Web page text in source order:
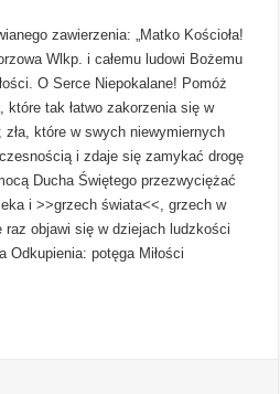
zawierzenia: „Matko Kościoła!
Wlkp. i całemu ludowi Bożemu
O Serce Niepokalane! Pomóż
które tak łatwo zakorzenia się w
które w swych niewymiernych
i zdaje się zamykać drogę
Ducha Świętego przezwyciężać
i >>grzech świata<<, grzech w
objawi się w dziejach ludzkości
Odkupienia: potęga Miłości